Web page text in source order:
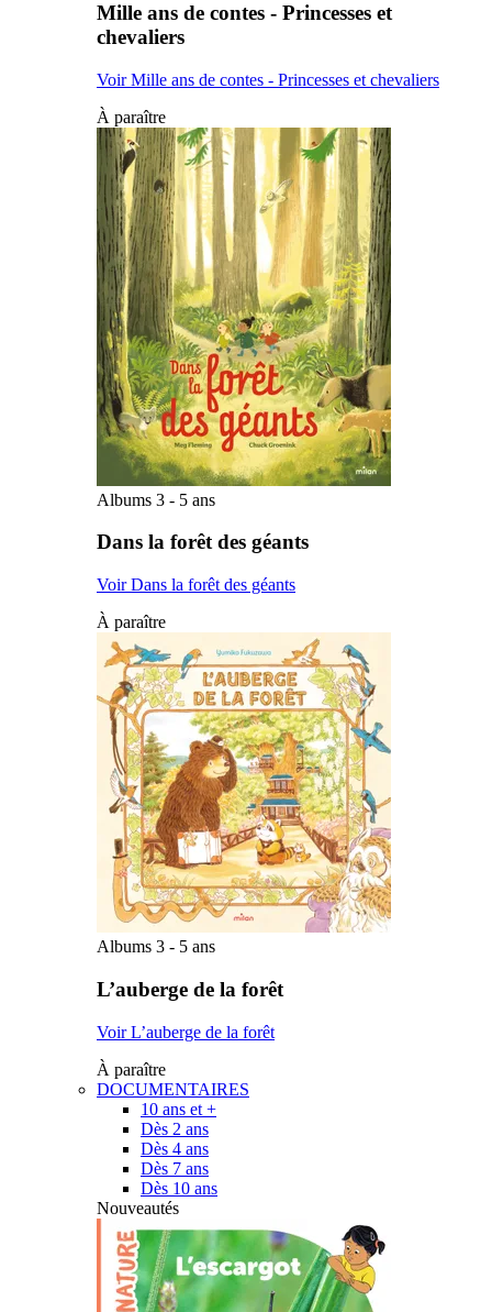
Mille ans de contes - Princesses et
chevaliers
Voir Mille ans de contes - Princesses et chevaliers
À paraître
Albums 3 - 5 ans
Dans la forêt des géants
Voir Dans la forêt des géants
À paraître
Albums 3 - 5 ans
L’auberge de la forêt
Voir L’auberge de la forêt
À paraître
DOCUMENTAIRES
10 ans et +
Dès 2 ans
Dès 4 ans
Dès 7 ans
Dès 10 ans
Nouveautés